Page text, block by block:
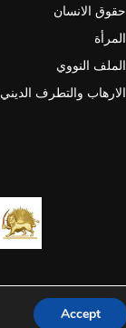
حقوق الانسان
المرأة
الملف النووي
الارهاب والتطرف الديني
Accept